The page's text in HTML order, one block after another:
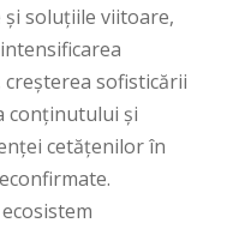
soluțiile viitoare,
sofisticării
conținutului și
cetățenilor în